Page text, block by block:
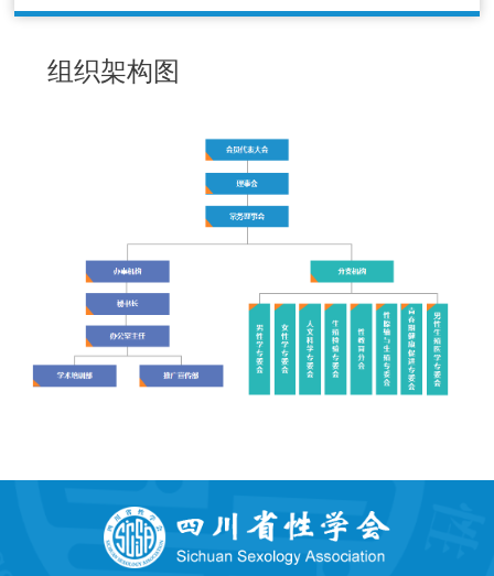
组织架构图